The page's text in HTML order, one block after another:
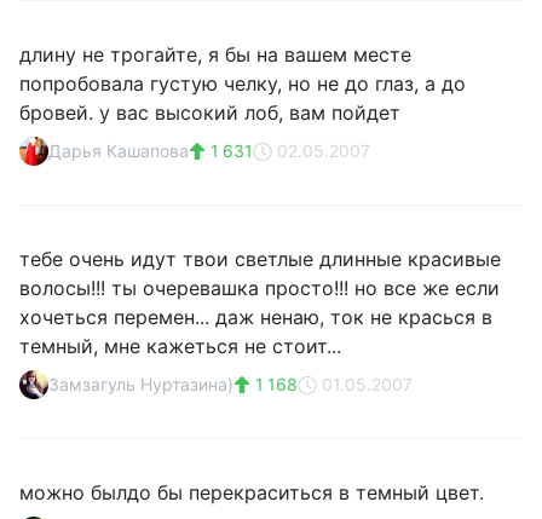
длину не трогайте, я бы на вашем месте
попробовала густую челку, но не до глаз, а до
бровей. у вас высокий лоб, вам пойдет
Дарья Кашапова 1 631 02.05.2007
тебе очень идут твои светлые длинные красивые
волосы!!! ты очеревашка просто!!! но все же если
хочеться перемен... даж ненаю, ток не красься в
темный, мне кажеться не стоит...
Замзагуль Нуртазина) 1 168 01.05.2007
можно былдо бы перекраситься в темный цвет.